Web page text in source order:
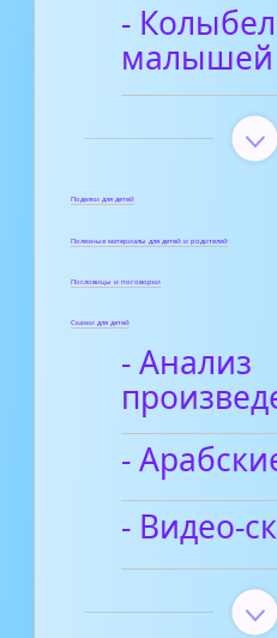
-
малышей
Поделки для детей
Полезные материалы для детей и родителей
Пословицы и поговорки
Сказки для детей
- Анализ
-
- Видео-